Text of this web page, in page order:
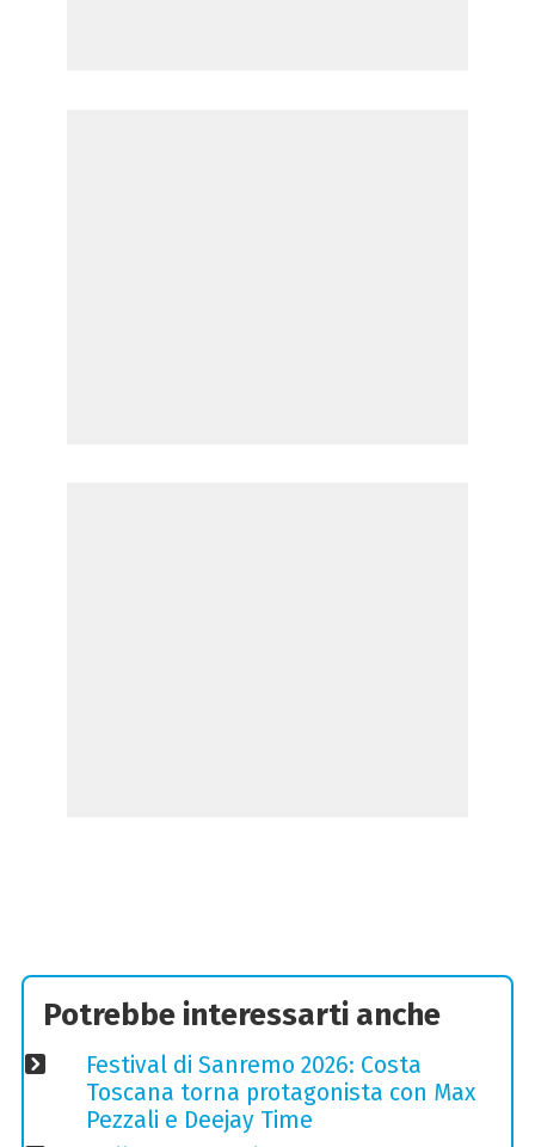
Potrebbe interessarti anche
Festival di Sanremo 2026: Costa
Toscana torna protagonista con Max
Pezzali e Deejay Time